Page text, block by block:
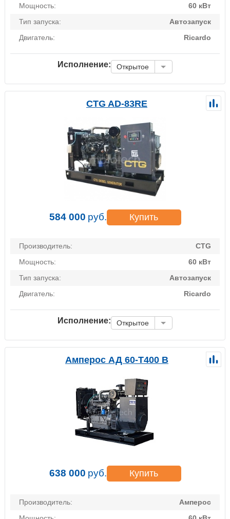
Мощность:
60 кВт
Тип запуска:
Автозапуск
Двигатель:
Ricardo
Исполнение: Открытое
CTG AD-83RE
584 000 руб. Купить
Производитель:
CTG
Мощность:
60 кВт
Тип запуска:
Автозапуск
Двигатель:
Ricardo
Исполнение: Открытое
Амперос АД 60-Т400 B
638 000 руб. Купить
Производитель:
Амперос